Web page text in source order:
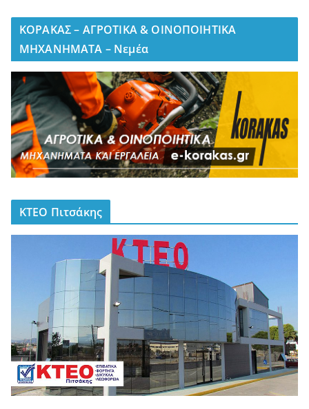
ΚΟΡΑΚΑΣ – ΑΓΡΟΤΙΚΑ & ΟΙΝΟΠΟΙΗΤΙΚΑ
ΜΗΧΑΝΗΜΑΤΑ – Νεμέα
ΚΤΕΟ Πιτσάκης